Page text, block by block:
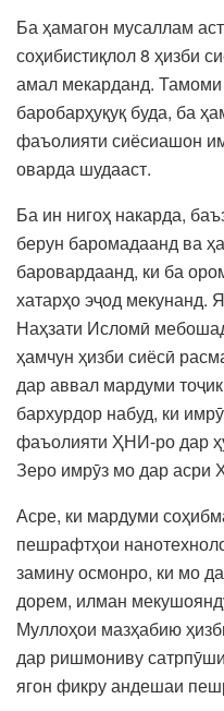
Ба ҳамагон мусаллам
соҳибистиқлол 8 ҳизби
амал мекарданд.
баробарҳуқуқ буда, ба
фаъолияти сиёсиашон
оварда шудааст.
Ба ин нигоҳ накарда,
берун баромадаанд ва
баровардаанд, ки ба
хатарҳо эҷод мекунанд.
Наҳзати Исломӣ
ҳамчун ҳизби сиёсӣ
дар аввал мардуми
бархурдор набуд, ки
фаъолияти ҲНИ-ро дар
Зеро имрӯз мо дар асри
Асре, ки мардуми
пешрафтҳои
замину осмонро, ки мо
дорем, илман
Муллоҳои мазҳабию
дар ришмониву
ягон фикру андешаи